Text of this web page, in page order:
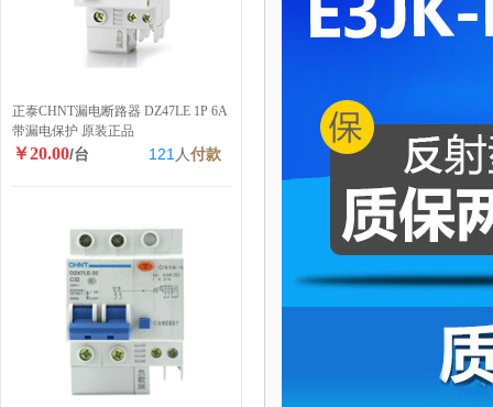
正泰CHNT漏电断路器 DZ47LE 1P 6A
带漏电保护 原装正品
￥20.00/台 121 人付款